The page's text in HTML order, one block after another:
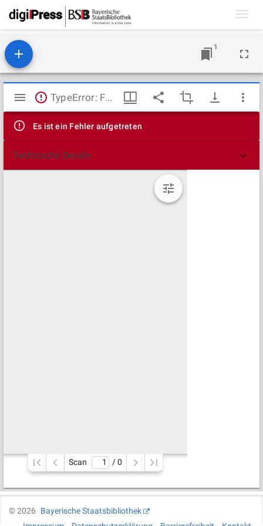
1
Mirador
Viewer
TypeError: Failed to fetch
Es ist ein Fehler aufgetreten
Technische Details
Scan / 0
©2026
Bayerische Staatsbibliothek